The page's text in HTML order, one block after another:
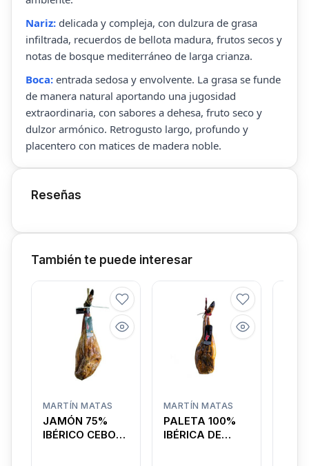
Nariz: delicada y compleja, con dulzura de grasa
infiltrada, recuerdos de bellota madura, frutos secos y
notas de bosque mediterráneo de larga crianza.
Boca: entrada sedosa y envolvente. La grasa se funde
de manera natural aportando una jugosidad
extraordinaria, con sabores a dehesa, fruto seco y
dulzor armónico. Retrogusto largo, profundo y
placentero con matices de madera noble.
Reseñas
También te puede interesar
MARTÍN MATAS
JAMÓN 75%
IBÉRICO CEBO
MARTÍN MATAS
PALETA 100%
IBÉRICA DE